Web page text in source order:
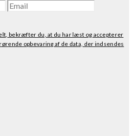
bekræfter du, at du har læst og accepterer
opbevaring af de data, der indsendes